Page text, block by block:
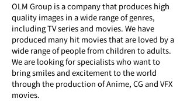
OLM Group is a company that produces high
quality images in a wide range of genres,
including TV series and movies. We have
produced many hit movies that are loved by a
wide range of people from children to adults.
We are looking for specialists who want to
bring smiles and excitement to the world
through the production of Anime, CG and VFX
movies.